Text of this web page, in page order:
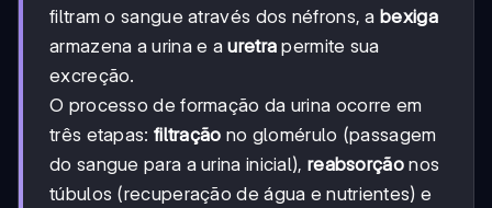
filtram o sangue através dos néfrons, a bexiga
armazena a urina e auretra permite sua
excreção.
O processo de formação da urina ocorre em
três etapas: filtração no glomérulo (passagem
do sangue para a urina inicial), reabsorçãonos
túbulos (recuperação de água e nutrientes) e